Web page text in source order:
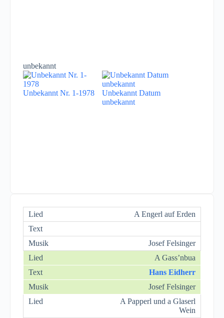
unbekannt
Unbekannt Nr. 1-1978
Unbekannt Datum
unbekannt
A Engerl auf Erden
Josef Felsinger
A Gass’nbua
Hans Eidherr
Josef Felsinger
A Papperl und a Glaserl
Wein